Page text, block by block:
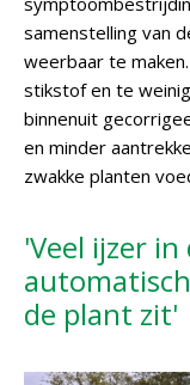
samenstelling van
weerbaar te
stikstof en te
binnenuit
en minder
zwakke planten
'Veel ijzer
de plant zit'